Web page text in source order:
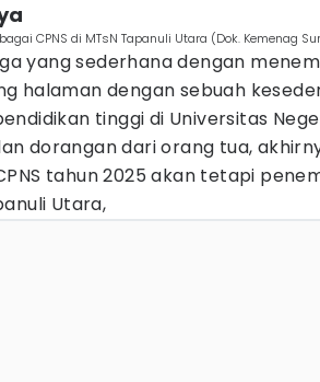
CPNS di MTsN Tapanuli Utara (Dok. Kemenag
yang sederhana dengan
halaman dengan sebuah
tinggi di Universitas
dorangan dari orang tua,
tahun 2025 akan tetapi
Utara,